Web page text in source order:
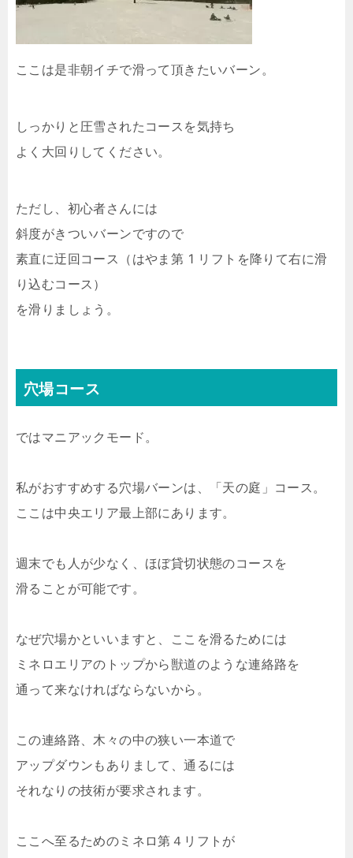
ここは是非朝イチで滑って頂きたいバーン。
しっかりと圧雪されたコースを気持ち
よく大回りしてください。
ただし、初心者さんには
斜度がきついバーンですので
素直に迂回コース（はやま第 1 リフトを降りて右に滑
り込むコース）
を滑りましょう。
穴場コース
ではマニアックモード。
私がおすすめする穴場バーンは、「天の庭」コース。
ここは中央エリア最上部にあります。
週末でも人が少なく、ほぼ貸切状態のコースを
滑ることが可能です。
なぜ穴場かといいますと、ここを滑るためには
ミネロエリアのトップから獣道のような連絡路を
通って来なければならないから。
この連絡路、木々の中の狭い一本道で
アップダウンもありまして、通るには
それなりの技術が要求されます。
ここへ至るためのミネロ第４リフトが